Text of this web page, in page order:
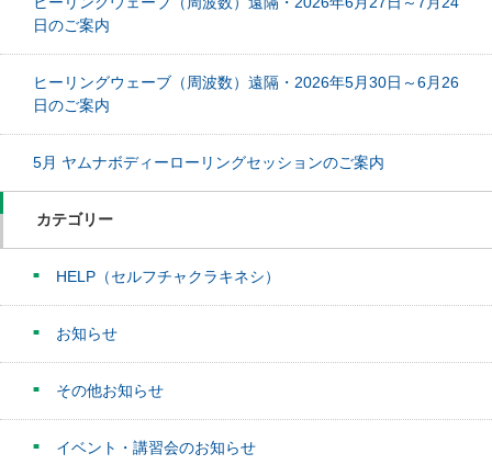
日のご案内
ヒーリングウェーブ（周波数）遠隔・2026年5月30日～6月26
日のご案内
5月 ヤムナボディーローリングセッションのご案内
カテゴリー
HELP（セルフチャクラキネシ）
お知らせ
その他お知らせ
イベント・講習会のお知らせ